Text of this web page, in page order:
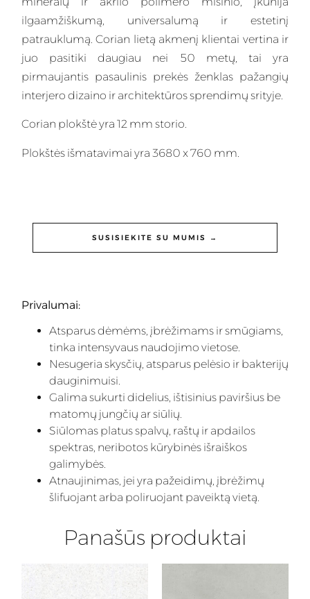
ilgaamžiškumą, universalumą ir estetinį
patrauklumą.Corian lietą akmenį klientai vertina ir
juo pasitiki daugiau nei 50 metų, tai yra
pirmaujantis pasaulinis prekės ženklas pažangių
interjero dizaino ir architektūros sprendimų srityje.
Corian plokštė yra 12 mm storio.
Plokštės išmatavimai yra 3680 x 760 mm.
SUSISIEKITE SU MUMIS →
Privalumai:
Atsparus dėmėms, įbrėžimams ir smūgiams,
tinka intensyvaus naudojimo vietose.
Nesugeria skysčių, atsparus pelėsio ir bakterijų
dauginimuisi.
Galima sukurti didelius, ištisinius paviršius be
matomų jungčių ar siūlių.
Siūlomas platus spalvų, raštų ir apdailos
spektras, neribotos kūrybinės išraiškos
galimybės.
Atnaujinimas, jei yra pažeidimų, įbrėžimų
šlifuojant arba poliruojant paveiktą vietą.
Panašūs produktai